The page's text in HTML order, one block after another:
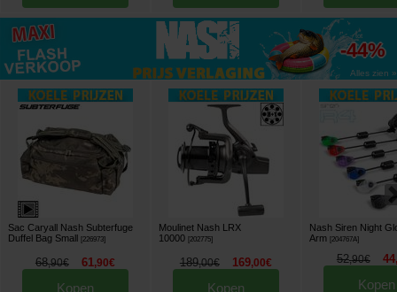
tot
-44%
Alles zien »
Sac Caryall Nash Subterfuge
Duffel Bag Small [226973]
68,90€ 61 ,90€
Kopen
Moulinet Nash LRX
10000 [202775]
189,00€ 169,00€
Kopen
Nash Siren Night
Arm [204767A]
52,90€ 44
Kopen